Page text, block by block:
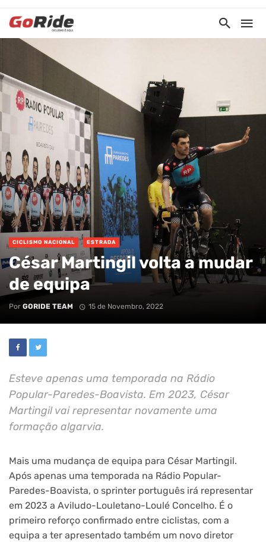
CICLISMO NACIONAL ESTRADA
César Martingil volta a mudar
de equipa
Por GORIDE TEAM 15 de Novembro, 2022
Esteve apenas uma temporada na Rádio
Popular-Paredes-Boavista. Em 2023, César
Martingil vai representar novamente uma
formação algarvia.
Mais uma mudança de equipa para César Martingil.
Após apenas uma temporada na Rádio Popular-
Paredes-Boavista, o sprinter português irá representar
em 2023 a Aviludo-Louletano-Loulé Concelho. É o
primeiro reforço confirmado entre ciclistas, com a
equipa a ter apresentado também um novo diretor